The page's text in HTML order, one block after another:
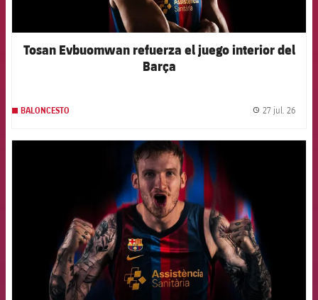
Tosan Evbuomwan refuerza el juego interior del
Barça
BALONCESTO 27 jul. 26
FCB Barcelona badge